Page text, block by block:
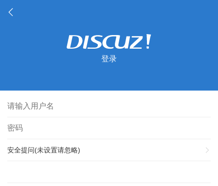
登录
安全提问(未设置请忽略)